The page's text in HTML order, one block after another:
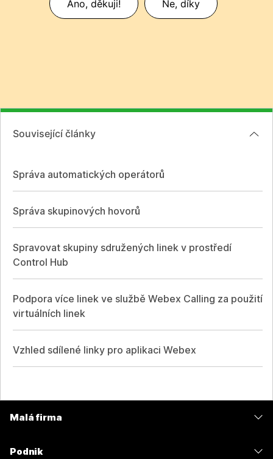
Ano, děkuji! Ne, díky
Související články
Správa automatických operátorů
Správa skupinových hovorů
Spravovat skupiny sdružených linek v prostředí
Control Hub
Podpora více linek ve službě Webex Calling za použití
virtuálních linek
Vzhled sdílené linky pro aplikaci Webex
Malá firma
Podnik